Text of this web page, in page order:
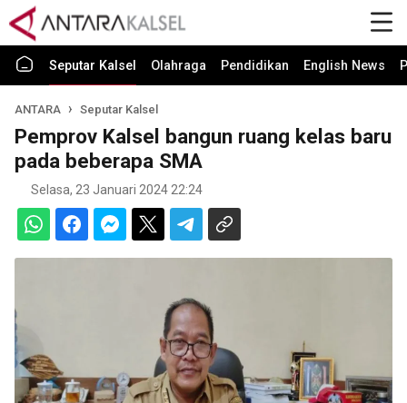
Seputar Kalsel Olahraga Pendidikan English News
ANTARA Seputar Kalsel
Pemprov Kalsel bangun ruang kelas baru
pada beberapa SMA
Selasa, 23 Januari 2024 22:24